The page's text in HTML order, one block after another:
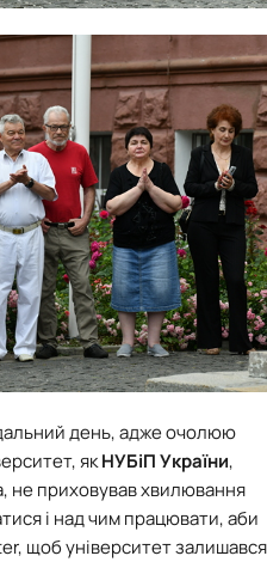
день, адже очолюю
якНУБіП України,
не приховував хвилювання
і над чим працювати, аби
щоб університет залишався